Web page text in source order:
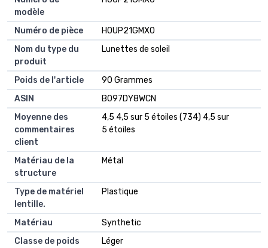
modèle
Numéro de pièce
HOUP21GMX0
Nom du type du
produit
Lunettes de soleil
Poids de l'article
90 Grammes
ASIN
B097DY8WCN
Moyenne des
commentaires
client
4,5 4,5 sur 5 étoiles (734) 4,5 sur
5 étoiles
Matériau de la
structure
Métal
Type de matériel
lentille.
Plastique
Matériau
Synthetic
Classe de poids
Léger